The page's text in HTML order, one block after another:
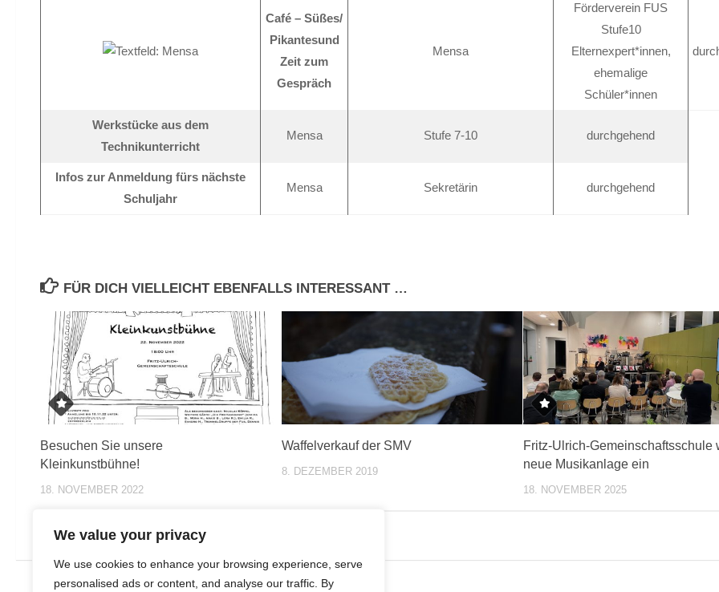
We value your privacy
We use cookies to enhance your browsing experience, serve
personalised ads or content, and analyse our traffic. By
Café – Süßes/
Pikantesund
Zeit zum
Gespräch
Mensa
Förderverein FUS
Stufe10
Elternexpert*innen,
ehemalige
Schüler*innen
Werkstücke aus dem
Technikunterricht
Mensa Stufe 7-10 durchgehend
Infos zur Anmeldung fürs nächste
Schuljahr
Mensa Sekretärin durchgehend
FÜR DICH VIELLEICHT EBENFALLS INTERESSANT …
Besuchen Sie unsere
Kleinkunstbühne!
18. NOVEMBER 2022
Waffelverkauf der SMV
8. DEZEMBER 2019
Fritz-Ulrich-Gemeinschaftsschule
neue Musikanlage ein
18. NOVEMBER 2025